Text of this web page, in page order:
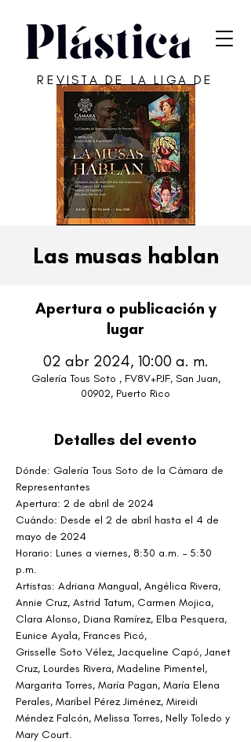
REVISTA DE LA LIGA DE
ARTE DE SAN JUAN
Las musas hablan
Apertura o publicación y
lugar
02 abr 2024, 10:00 a. m.
Galería Tous Soto , FV8V+PJF, San Juan,
00902, Puerto Rico
Detalles del evento
Dónde: Galería Tous Soto de la Cámara de
Representantes
Apertura: 2 de abril de 2024
Cuándo: Desde el 2 de abril hasta el 4 de
mayo de 2024
Horario: Lunes a viernes, 8:30 a.m. – 5:30
p.m.
Artistas: Adriana Mangual, Angélica Rivera,
Annie Cruz, Astrid Tatum, Carmen Mojica,
Clara Alonso, Diana Ramírez, Elba Pesquera,
Eunice Ayala, Frances Picó,
Grisselle Soto Vélez, Jacqueline Capó, Janet
Cruz, Lourdes Rivera, Madeline Pimentel,
Margarita Torres, María Pagan, María Elena
Perales, Maribel Pérez Jiménez, Mireidi
Méndez Falcón, Melissa Torres, Nelly Toledo y
Mary Court.